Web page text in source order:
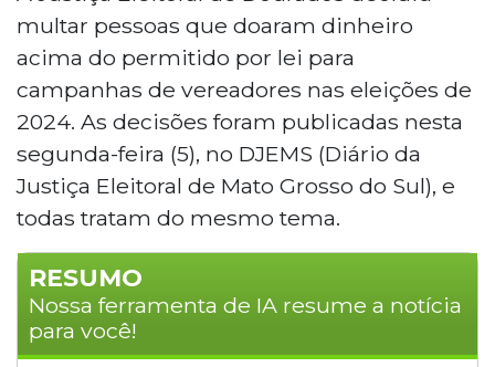
multar pessoas que doaram dinheiro
acima do permitido por lei para
campanhas de vereadores nas eleições de
2024. As decisões foram publicadas nesta
segunda-feira (5), no DJEMS (Diário da
Justiça Eleitoral de Mato Grosso do Sul), e
todas tratam do mesmo tema.
RESUMO
Nossa ferramenta de IA resume a notícia
para você!